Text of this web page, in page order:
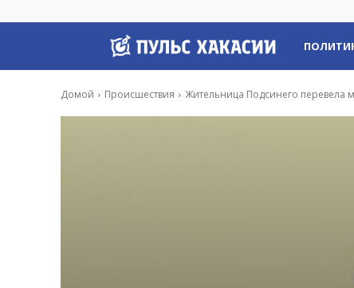
Пульс
Хакасии
Домой Происшествия Жительница Подсинего перевела